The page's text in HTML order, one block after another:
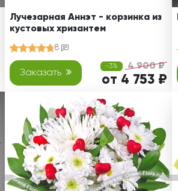
Лучезарная Аннэт - корзинка из
кустовых хризантем
8
Заказать
-3% 4 900 ₽
от 4 753 ₽